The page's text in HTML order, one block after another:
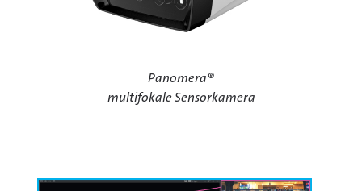
Panomera®
multifokale Sensorkamera